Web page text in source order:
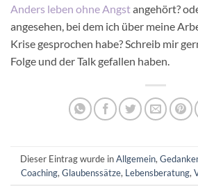
Anders leben ohne Angstangehört?
angesehen, bei dem ich über meine
Krise gesprochen habe? Schreib mir
Folge und der Talk gefallen haben.
Dieser Eintrag wurde inAllgemein,
Coaching, Glaubenssätze, Lebensberatung,